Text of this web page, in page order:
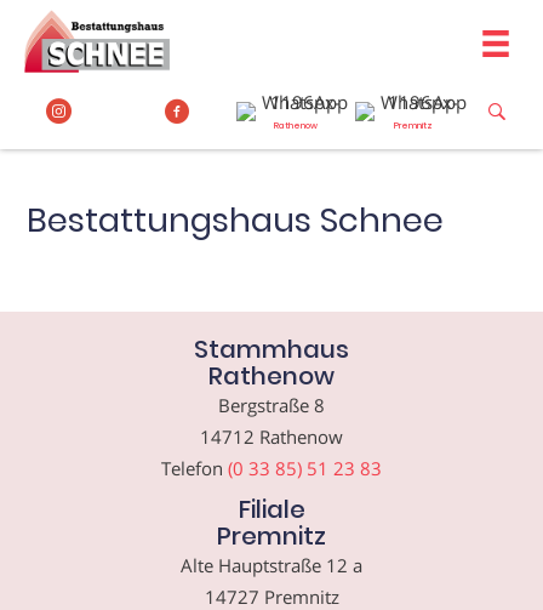
Inhalt
springen
Rathenow Premnitz
Bestattungshaus Schnee
Stammhaus
Rathenow
Bergstraße 8
14712 Rathenow
Telefon (0 33 85) 51 23 83
Filiale
Premnitz
Alte Hauptstraße 12 a
14727 Premnitz